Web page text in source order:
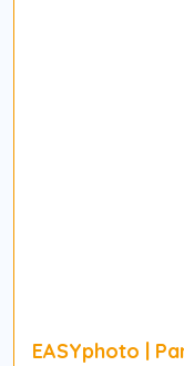
EASYphoto |